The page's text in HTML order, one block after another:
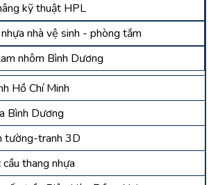
kỹ thuật HPL
nhà vệ sinh - phòng tắm
nhôm Bình Dương
Hồ Chí Minh
Bình Dương
tường-tranh 3D
thang nhựa